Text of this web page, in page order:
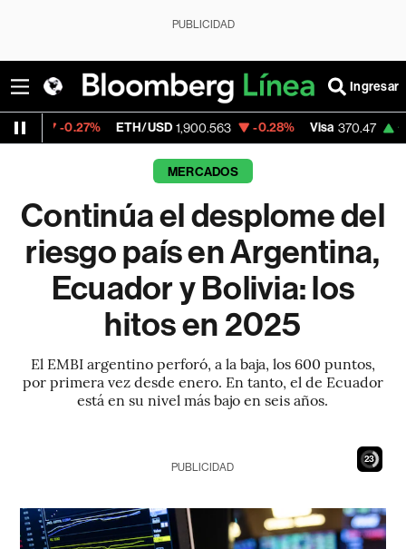
PUBLICIDAD
Ingresar
ETH/USD 1,900.563 -0.28% Visa 370.47 +0.52%
MERCADOS
Continúa el desplome del
riesgo país en Argentina,
Ecuador y Bolivia: los
hitos en 2025
El EMBI argentino perforó, a la baja, los 600 puntos,
por primera vez desde enero. En tanto, el de Ecuador
está en su nivel más bajo en seis años.
21
PUBLICIDAD